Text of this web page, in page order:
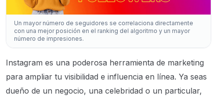
Un mayor número de seguidores se correlaciona directamente
con una mejor posición en el ranking del algoritmo y un mayor
número de impresiones.
Instagram es una poderosa herramienta de marketing
para ampliar tu visibilidad e influencia en línea. Ya seas
dueño de un negocio, una celebridad o un particular,